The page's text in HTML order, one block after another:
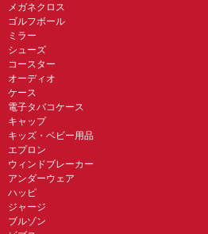
メガネクロス
ゴルフボール
ミラー
シューズ
コースター
オーディオ
ケース
電子タバコケース
キャップ
キッズ・ベビー用品
エプロン
ウィンドブレーカー
アンダーウェア
ハッピ
ジャージ
ブルゾン